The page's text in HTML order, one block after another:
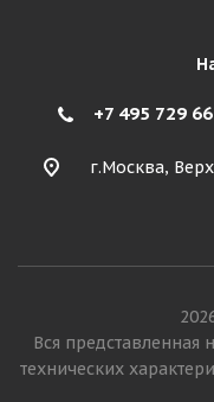
+7 495 729
г.Москва,
Вся представленная
технических